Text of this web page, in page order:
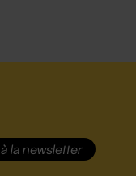
à la newsletter